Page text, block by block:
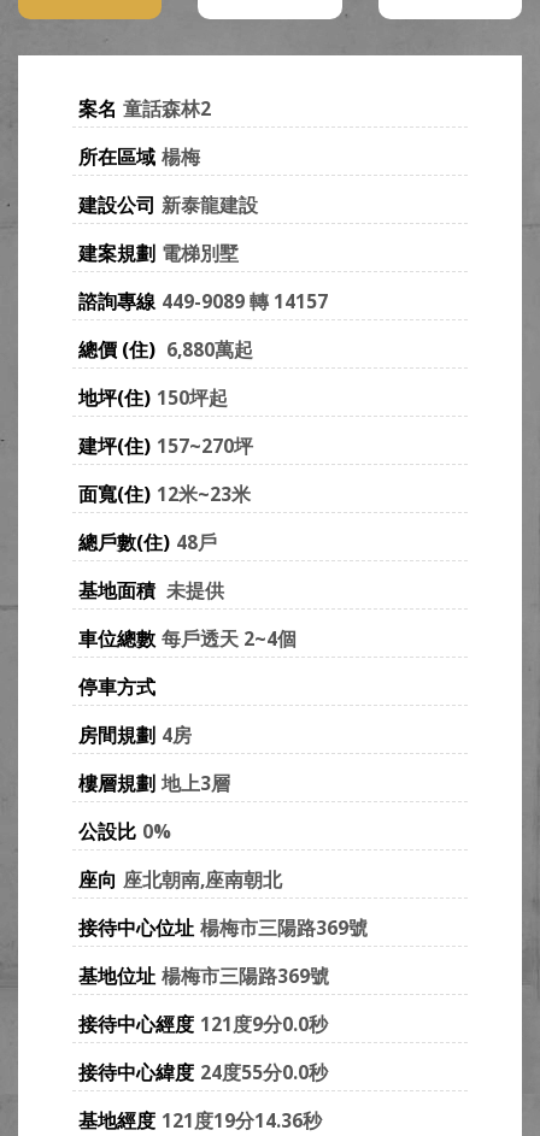
案名 童話森林2
所在區域 楊梅
建設公司 新泰龍建設
建案規劃 電梯別墅
諮詢專線 449-9089 轉 14157
總價 (住) 6,880萬起
地坪(住) 150坪起
建坪(住) 157~270坪
面寬(住) 12米~23米
總戶數(住) 48戶
基地面積 未提供
車位總數 每戶透天 2~4個
停車方式
房間規劃 4房
樓層規劃 地上3層
公設比 0%
座向 座北朝南,座南朝北
接待中心位址 楊梅市三陽路369號
基地位址 楊梅市三陽路369號
接待中心經度 121度9分0.0秒
接待中心緯度 24度55分0.0秒
基地經度 121度19分14.36秒